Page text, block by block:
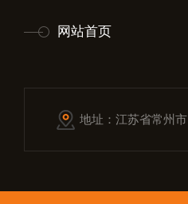
网站首页
地址：江苏省常州市